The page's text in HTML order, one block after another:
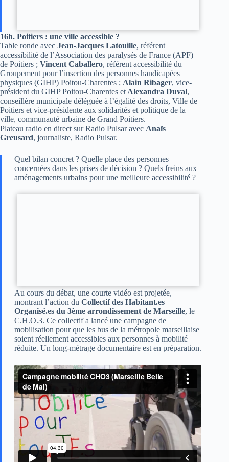
16h. Poitiers : une ville accessible ?
Table ronde avec Jean-Jacques Latouille, référent
accessibilité de l’Association des paralysés de France (APF)
de Poitiers ; Vincent Caballero, référent accessibilité du
Groupement pour l’insertion des personnes handicapées
physiques (GIHP) Poitou-Charentes ; Alain Ribager, vice-
président du GIHP Poitou-Charentes et Alexandra Duval,
conseillère municipale déléguée à l’égalité des droits, Ville de
Poitiers et vice-présidente aux solidarités et politique de la
ville, communauté urbaine de Grand Poitiers.
Plateau radio en direct sur Radio Pulsar avec Anaïs
Greusard, journaliste, Radio Pulsar.
Quel bilan concret ? Quelle place des personnes
concernées dans les prises de décision ? Quels freins aux
aménagements urbains pour une meilleure accessibilité ?
Au cours du débat, une courte vidéo est projetée,
montrant l’action du Collectif des Habitant.es
Organisé.es du 3ème arrondissement de Marseille, le
C.H.O.3. Ce collectif a lancé une campagne de
mobilisation pour que les bus de la métropole marseillaise
soient réellement accessibles aux personnes à mobilité
réduite. Un long-métrage documentaire est en préparation.